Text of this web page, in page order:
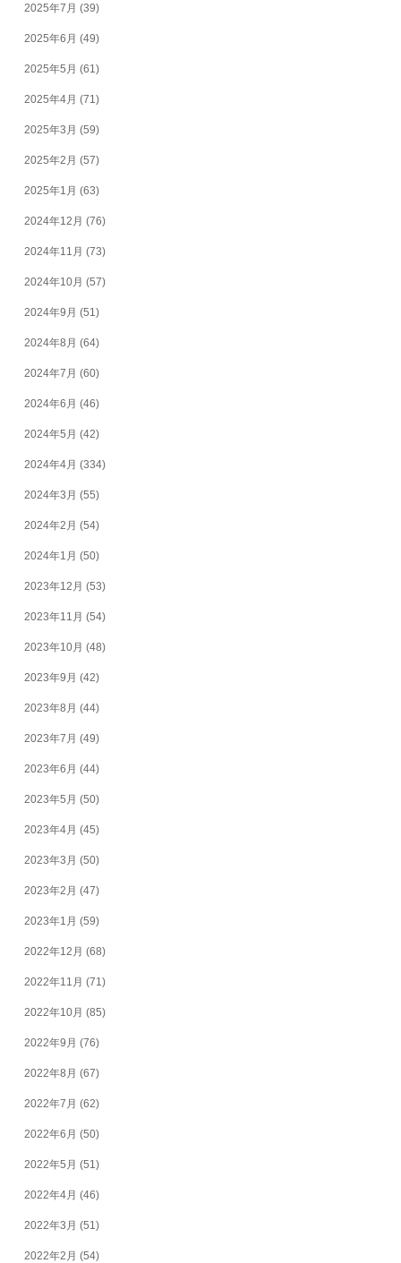
2025年7月 (39)
2025年6月 (49)
2025年5月 (61)
2025年4月 (71)
2025年3月 (59)
2025年2月 (57)
2025年1月 (63)
2024年12月 (76)
2024年11月 (73)
2024年10月 (57)
2024年9月 (51)
2024年8月 (64)
2024年7月 (60)
2024年6月 (46)
2024年5月 (42)
2024年4月 (334)
2024年3月 (55)
2024年2月 (54)
2024年1月 (50)
2023年12月 (53)
2023年11月 (54)
2023年10月 (48)
2023年9月 (42)
2023年8月 (44)
2023年7月 (49)
2023年6月 (44)
2023年5月 (50)
2023年4月 (45)
2023年3月 (50)
2023年2月 (47)
2023年1月 (59)
2022年12月 (68)
2022年11月 (71)
2022年10月 (85)
2022年9月 (76)
2022年8月 (67)
2022年7月 (62)
2022年6月 (50)
2022年5月 (51)
2022年4月 (46)
2022年3月 (51)
2022年2月 (54)